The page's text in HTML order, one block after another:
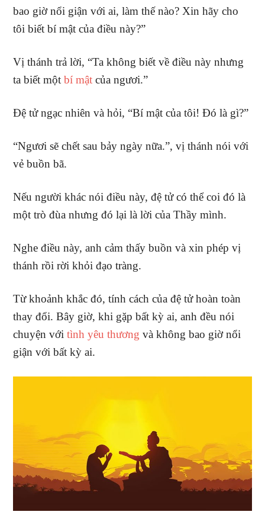
bao giờ nổi giận với ai, làm thế nào? Xin hãy cho
tôi biết bí mật của điều này?”
Vị thánh trả lời, “Ta không biết về điều này nhưng
ta biết mộtbí mật của ngươi.”
Đệ tử ngạc nhiên và hỏi, “Bí mật của tôi! Đó là gì?”
“Ngươi sẽ chết sau bảy ngày nữa.”, vị thánh nói với
vẻ buồn bã.
Nếu người khác nói điều này, đệ tử có thể coi đó là
một trò đùa nhưng đó lại là lời của Thầy mình.
Nghe điều này, anh cảm thấy buồn và xin phép vị
thánh rồi rời khỏi đạo tràng.
Từ khoảnh khắc đó, tính cách của đệ tử hoàn toàn
thay đổi. Bây giờ, khi gặp bất kỳ ai, anh đều nói
chuyện vớitình yêu thương và không bao giờ nổi
giận với bất kỳ ai.